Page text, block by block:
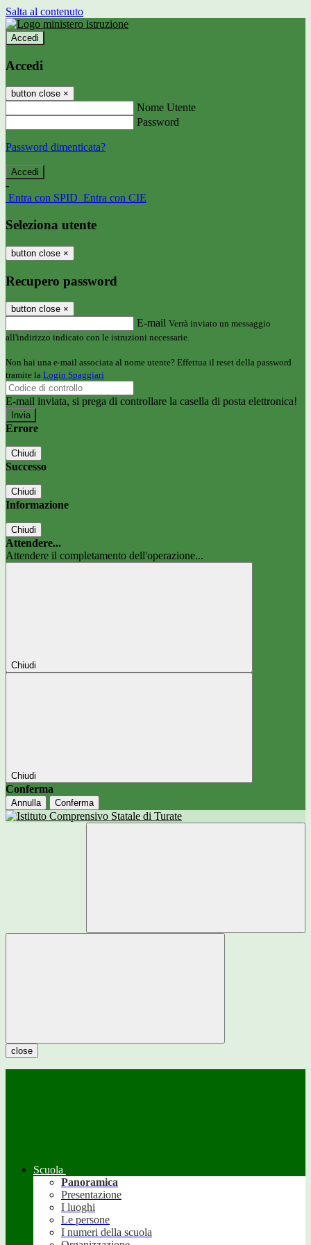
Salta al contenuto
Accedi
Accedi
button close ×
Nome Utente
Password
Password dimenticata?
-
Entra con SPID Entra con CIE
Seleziona utente
button close ×
Recupero password
button close ×
E-mail Verrà inviato un messaggio
all'indirizzo indicato con le istruzioni necessarie.
Non hai una e-mail associata al nome utente? Effettua il reset della password
tramite la Login Spaggiari
E-mail inviata, si prega di controllare la casella di posta elettronica!
Errore
Chiudi
Successo
Chiudi
Informazione
Chiudi
Attendere...
Attendere il completamento dell'operazione...
Chiudi
Chiudi
Conferma
Annulla Conferma
close
Scuola
Panoramica
Presentazione
I luoghi
Le persone
I numeri della scuola